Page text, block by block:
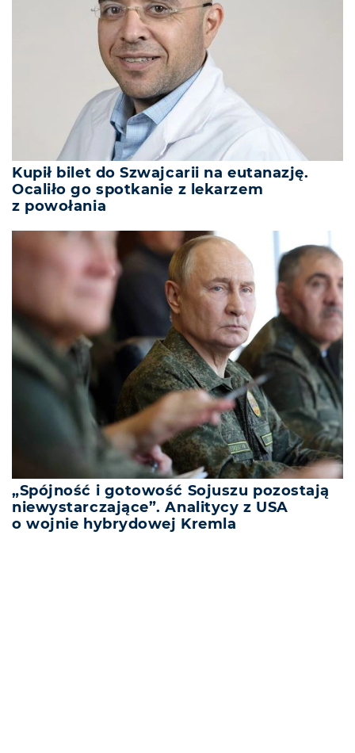
Kupił bilet do Szwajcarii na eutanazję.
Ocaliło go spotkanie z lekarzem
z powołania
„Spójność i gotowość Sojuszu pozostają
niewystarczające”. Analitycy z USA
o wojnie hybrydowej Kremla